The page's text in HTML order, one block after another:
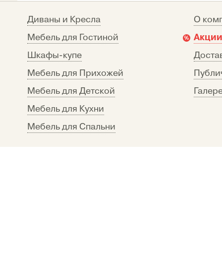
Диваны и Кресла
Мебель для Гостиной
Шкафы-купе
Мебель для Прихожей
Мебель для Детской
Мебель для Кухни
Мебель для Спальни
О